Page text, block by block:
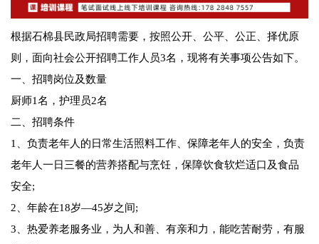
根据石棉县民政局招聘需要，按照公开、公平、公正、择优原
则，面向社会公开招聘工作人员3名，现将有关事项公告如下。
一、招聘岗位及数量
厨师1名，护理员2名
二、招聘条件
1、负责老年人的日常生活照料工作、保障老年人的安全，负责
老年人一日三餐的营养搭配与烹饪，保障饮食软烂适口及食品
安全;
2、年龄在18岁—45岁之间;
3、热爱养老服务业，为人和善、有亲和力，能吃苦耐劳，有服